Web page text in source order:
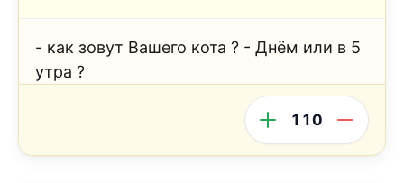
- как зовут Вашего кота ? - Днём или в 5
утра ?
110